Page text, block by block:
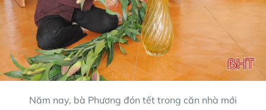
Năm nay, bà Phương đón tết trong căn nhà mới